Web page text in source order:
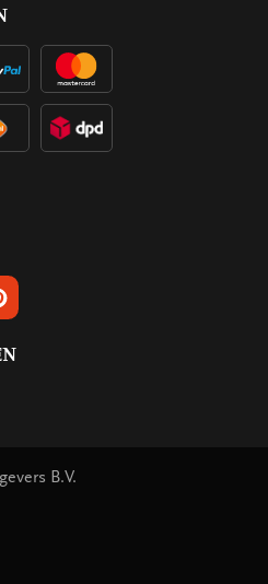
OP LINKEDIN
ONS OP PINTEREST
B.V.